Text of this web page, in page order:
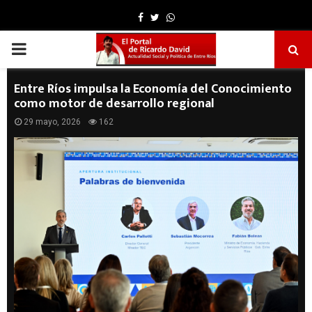
Facebook
TwitterWhatsapp
PRIMARY
MENU
Entre Ríos impulsa la Economía del Conocimiento
como motor de desarrollo regional
29 mayo, 2026 162